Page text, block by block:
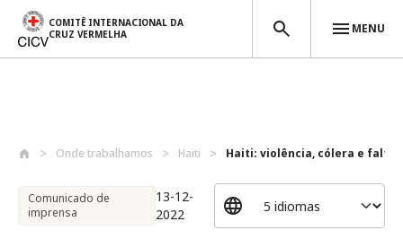
COMITÊ INTERNACIONAL DA
CRUZ VERMELHA
MENU
Onde trabalhamos Haiti Haiti: violência, cólera e falta
Comunicado de
imprensa
13-12-
2022